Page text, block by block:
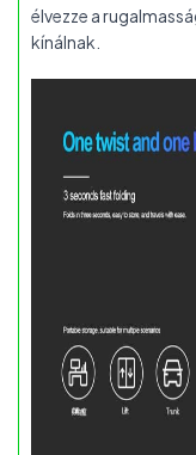
élvezze a
kínálnak.